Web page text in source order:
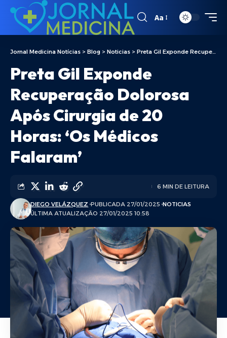
Aa
Jornal Medicina Notícias > Blog > Noticias > Preta Gil Exponde Recuperação Dolorosa Após Cirurgia de 20 Horas: ‘Os Médicos Falaram’
Preta Gil Exponde
Recuperação Dolorosa
Após Cirurgia de 20
Horas: ‘Os Médicos
Falaram’
ÚLTIMA ATUALIZAÇÃO 27/01/2025 10:58
DIEGO VELÁZQUEZ PUBLICADA 27/01/2025 NOTICIAS
6 MIN DE LEITURA